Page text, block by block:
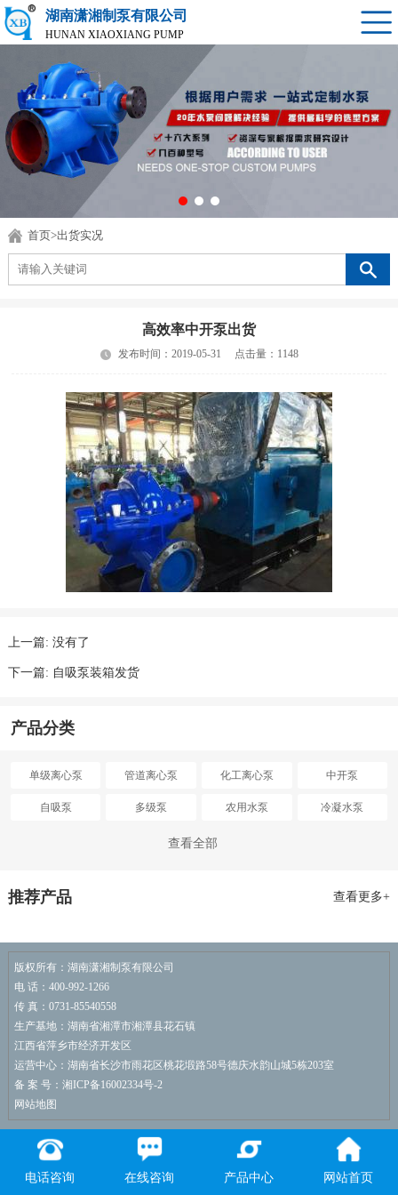
湖南潇湘制泵有限公司
HUNAN XIAOXIANG PUMP
首页>出货实况
高效率中开泵出货
发布时间：2019-05-31 点击量：1148
上一篇: 没有了
下一篇: 自吸泵装箱发货
产品分类
单级离心泵 管道离心泵 化工离心泵 中开泵
自吸泵 多级泵 农用水泵 冷凝水泵
油泵 消防水泵
查看全部
推荐产品 查看更多+
版权所有：湖南潇湘制泵有限公司
电 话：400-992-1266
传 真：0731-85540558
生产基地：湖南省湘潭市湘潭县花石镇
江西省萍乡市经济开发区
运营中心：湖南省长沙市雨花区桃花塅路58号德庆水韵山城5栋203室
备 案 号：湘ICP备16002334号-2
网站地图
电话咨询 在线咨询 产品中心 网站首页